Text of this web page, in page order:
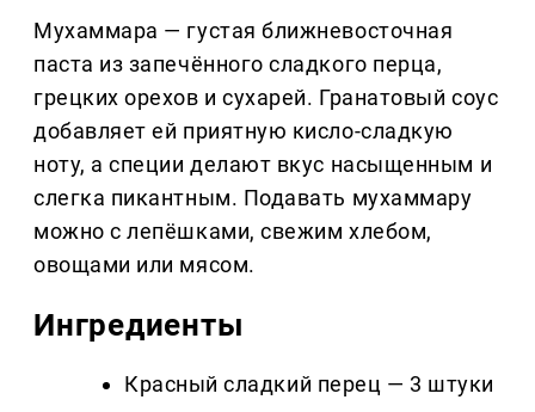
Мухаммара — густая ближневосточная
паста из запечённого сладкого перца,
грецких орехов и сухарей. Гранатовый соус
добавляет ей приятную кисло-сладкую
ноту, а специи делают вкус насыщенным и
слегка пикантным. Подавать мухаммару
можно с лепёшками, свежим хлебом,
овощами или мясом.
Ингредиенты
Красный сладкий перец — 3 штуки